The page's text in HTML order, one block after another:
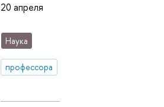
20 апреля
Наука
профессора